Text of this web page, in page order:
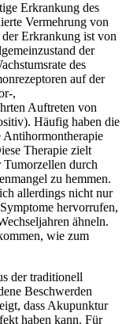
Erkrankung des
Vermehrung von
Erkrankung ist von
der
des
auf der
,
Auftreten von
Häufig haben die
Antihormontherapie
Therapie zielt
Tumorzellen durch
zu hemmen.
allerdings nicht nur
hervorrufen,
ähneln.
wie zum
der traditionell
Beschwerden
dass Akupunktur
haben kann. Für